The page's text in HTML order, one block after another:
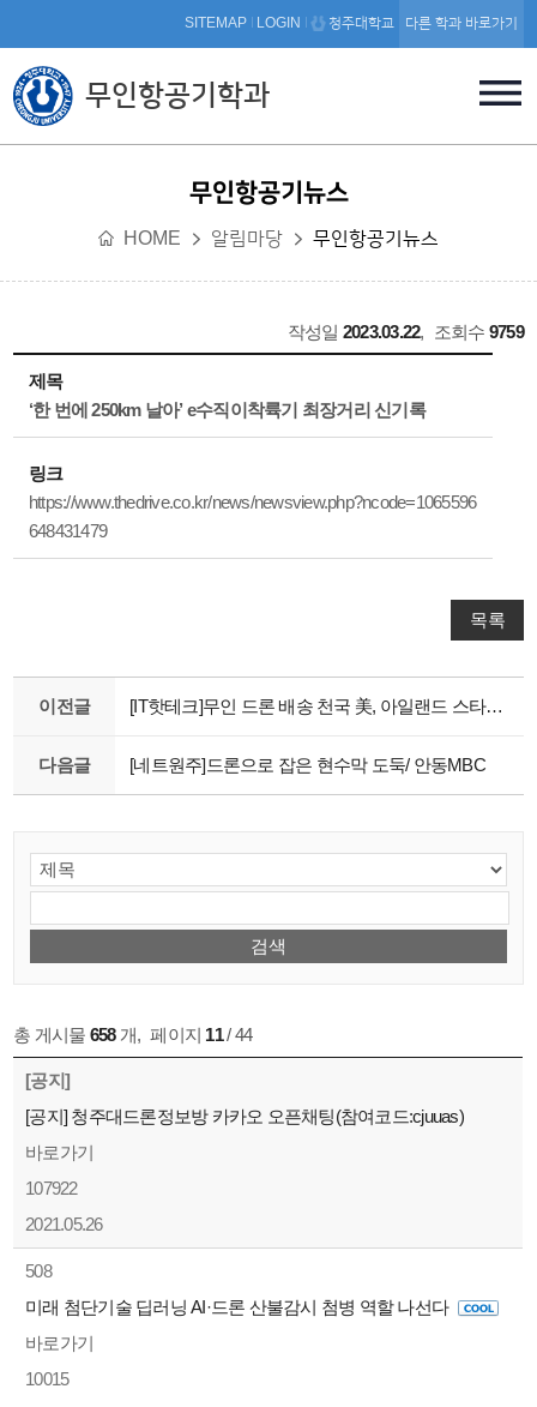
본문 바로가기
무인항공기학과
SITEMAP LOGIN 청주대학교 다른 학과 바로가기
무인항공기뉴스
HOME 알림마당 무인항공기뉴스
작성일 2023.03.22, 조회수 9759
제목
‘한 번에 250km 날아’ e수직이착륙기 최장거리 신기록
링크
https://www.thedrive.co.kr/news/newsview.php?ncode=1065596
648431479
목록
이전글 [IT핫테크]무인 드론 배송 천국 美, 아일랜드 스타트업 '만나' 가세
다음글 [네트원주]드론으로 잡은 현수막 도둑/ 안동MBC
총 게시물 658개, 페이지 11/ 44
[공지]
[공지] 청주대드론정보방 카카오 오픈채팅(참여코드:cjuuas)
바로가기
107922
2021.05.26
508
미래 첨단기술 딥러닝 AI·드론 산불감시 첨병 역할 나선다
바로가기
10015